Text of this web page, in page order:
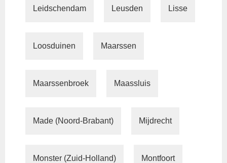
Leidschendam Leusden Lisse
Loosduinen Maarssen
Maarssenbroek Maassluis
Made (Noord-Brabant) Mijdrecht
Monster (Zuid-Holland) Montfoort